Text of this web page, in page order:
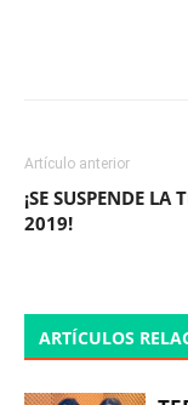
Artículo anterior
¡SE SUSPENDE LA
2019!
ARTÍCULOS